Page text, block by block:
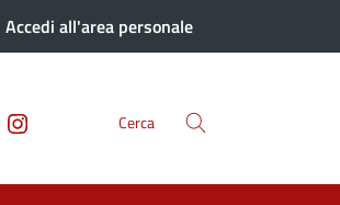
Accedi all'area personale
Cerca